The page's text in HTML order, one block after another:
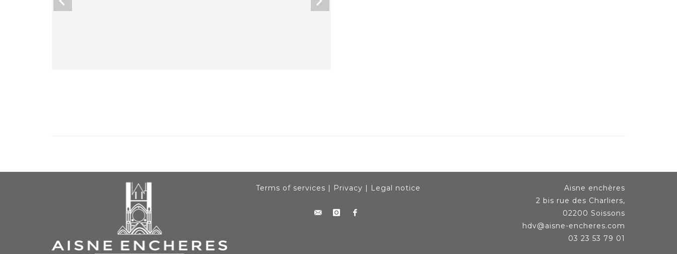
Terms of services | Privacy | Legal notice
Aisne enchères
2 bis rue des Charliers,
02200 Soissons
hdv@aisne-encheres.com
03 23 53 79 01